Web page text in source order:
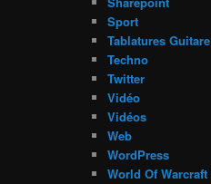
Sport
Tablatures Guitare
Techno
Twitter
Vidéo
Vidéos
Web
WordPress
World Of Warcraft